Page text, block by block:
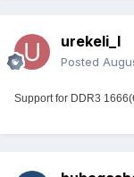
urekeli_l
Posted
Support for DDR3